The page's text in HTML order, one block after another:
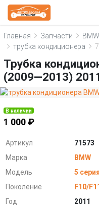
Главная Запчасти BMW
трубка кондиционера
Трубка
(2009—2013)
В наличии
1 000 ₽
Артикул
71573
Марка
BMW
Модель
5 серия
Поколение
F10/
Год
2011